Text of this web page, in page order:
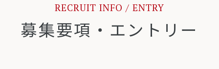
RECRUIT INFO / ENTRY
募集要項・エントリー